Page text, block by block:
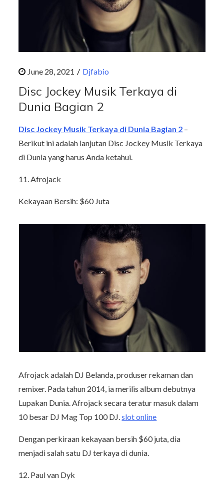
Djfabio
Disc Jockey Musik Terkaya di
Dunia Bagian 2
Disc Jockey Musik Terkaya di Dunia Bagian 2 –
Berikut ini adalah lanjutan Disc Jockey Musik Terkaya
di Dunia yang harus Anda ketahui.
11. Afrojack
Kekayaan Bersih: $60 Juta
Afrojack adalah DJ Belanda, produser rekaman dan
remixer. Pada tahun 2014, ia merilis album debutnya
Lupakan Dunia. Afrojack secara teratur masuk dalam
10 besar DJ Mag Top 100 DJ.slot online
Dengan perkiraan kekayaan bersih $60 juta, dia
menjadi salah satu DJ terkaya di dunia.
12. Paul van Dyk